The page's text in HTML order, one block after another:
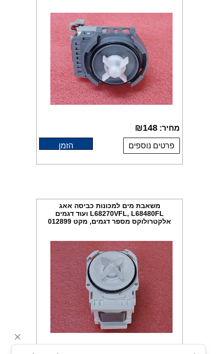
מחיר: ₪148
פרטים נוספים הזמן
משאבת מים למכונות כביסה אאג
L68270VFL, L68480FL ועוד דגמים
אלקטרולוקס מספר דגמים, מקט 012899